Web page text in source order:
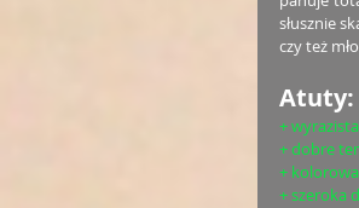
słusznie
czy też
Atuty:
+
+ dobre
+
+ szeroka